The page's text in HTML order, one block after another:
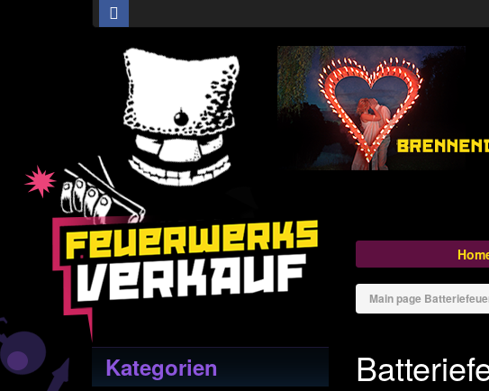
Kategorien
Main page